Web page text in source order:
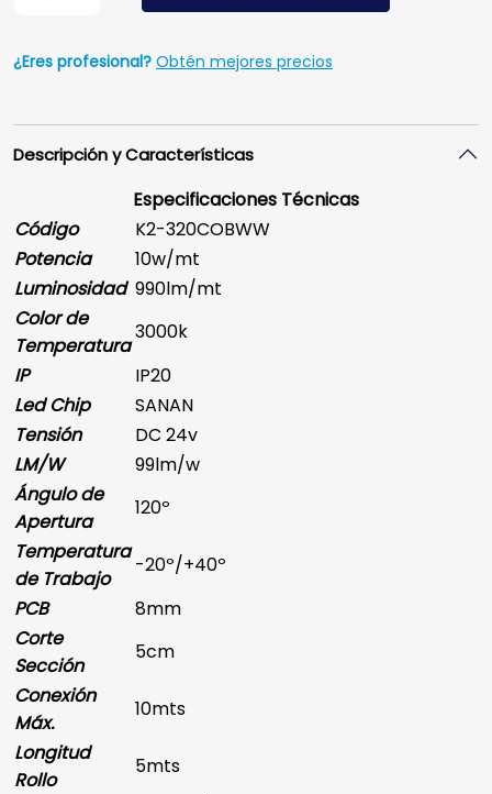
¿Eres profesional? Obtén mejores precios
Descripción y Características
Especificaciones Técnicas
Código
K2-320COBWW
Potencia
10w/mt
Luminosidad 990lm/mt
Color de
Temperatura
3000k
IP
IP20
Led Chip
SANAN
Tensión
DC 24v
LM/W
99lm/w
Ángulo de
Apertura
120º
Temperatura
de Trabajo
-20º/+40º
PCB
8mm
Corte
Sección
5cm
Conexión
Máx.
10mts
Longitud
Rollo
5mts